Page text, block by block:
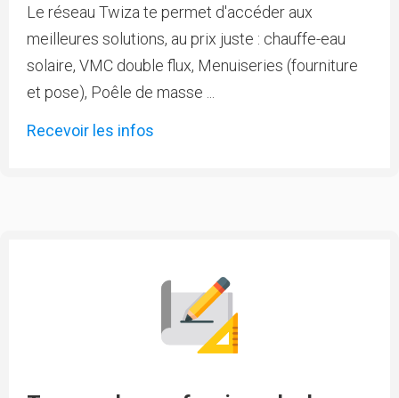
Le réseau Twiza te permet d'accéder aux
meilleures solutions, au prix juste : chauffe-eau
solaire, VMC double flux, Menuiseries (fourniture
et pose), Poêle de masse ...
Recevoir les infos